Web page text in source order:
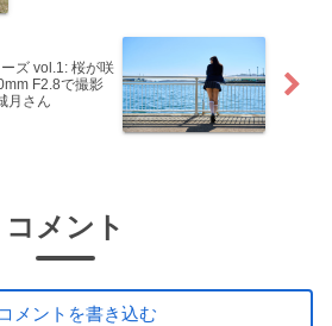
ズ vol.1: 桜が咲
F2.8で撮影
月さん
コメント
コメントを書き込む